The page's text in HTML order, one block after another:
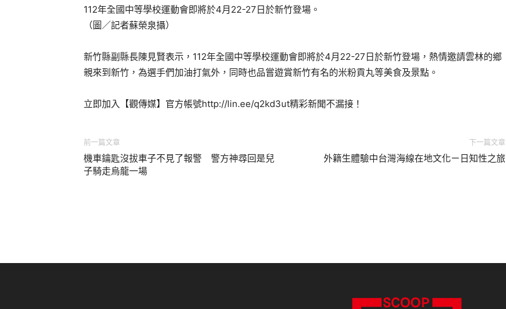
112年全國中等學校運動會即將於4月22-27日於新竹登場。
（圖／記者蘇榮泉攝）
新竹縣副縣長陳見賢表示，112年全國中等學校運動會即將於4月22-27日於新竹登場，熱情邀請雲林的鄉
親來到新竹，為選手們加油打氣外，同時也品嘗遊賞新竹有名的米粉貢丸等美食及景點。
立即加入【觀傳媒】官方帳號http://lin.ee/q2kd3ut精彩新聞不漏接！
前一篇文章
機車鑰匙沒拔車子不見了報警 警方神尋回是兒
子騎走烏龍一場
下一篇文章
外籍生體驗中台灣海線在地文化ㄧ日知性之旅